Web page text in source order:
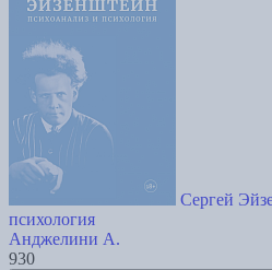
Сергей
психология
Анджелини А.
930